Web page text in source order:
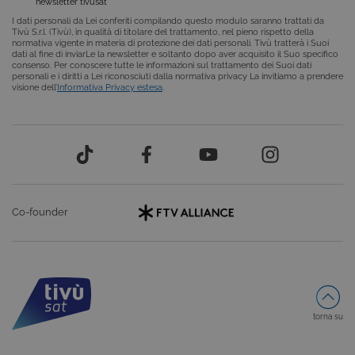
I dati personali da Lei conferiti compilando questo modulo saranno trattati da
Tivù S.r.l. (Tivù), in qualità di titolare del trattamento, nel pieno rispetto della
normativa vigente in materia di protezione dei dati personali. Tivù tratterà i Suoi
dati al fine di inviarLe la newsletter e soltanto dopo aver acquisito il Suo specifico
consenso. Per conoscere tutte le informazioni sul trattamento dei Suoi dati
personali e i diritti a Lei riconosciuti dalla normativa privacy La invitiamo a prendere
visione dell’Informativa Privacy estesa
Co-founder
torna su
Cookie tecnici
Cookie analitici
Cookie di profilazione
Funzionalità
Non classificati
Questi cookie sono necessari per il corretto
servizi ai sensi di legge, come la corretta
visualizzazione del sito e dei suoi contenuti.
selezionati (es. lingua, prodotti presenti nel
carrello). È possibile impostare il browser per
norma, dati personali.
Nome
Scadenza